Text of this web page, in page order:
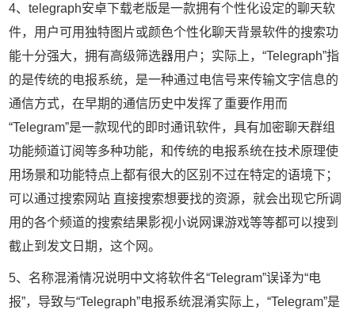
4、telegraph安卓下载老版是一款拥有个性化设定的聊天软
件，用户可用独特图片或颜色个性化聊天背景软件的搜索功
能十分强大，拥有高级筛选器用户；实际上，“Telegraph”指
的是传统的电报系统，是一种通过电信号来传输文字信息的
通信方式，在早期的通信历史中发挥了重要作用而
“Telegram”是一款现代的即时通讯软件，具有加密聊天群组
功能频道订阅等多种功能，和传统的电报系统在技术原理使
用场景和功能特点上都有很大的区别不过在特定的语境下；
可以通过搜索网站 直接搜索想要找的资源，就会出现它所调
用的各个频道的搜索结果影视小说网课游戏等等都可以搜到
截止到发文日期，这个网。
5、名称混淆情况说明中文将软件名“Telegram”误译为“电
报”，导致与“Telegraph”电报系统混淆实际上，“Telegram”是